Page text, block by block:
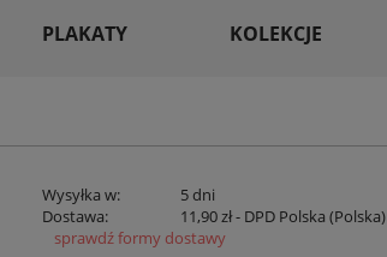
PLAKATY KOLEKCJE
Wysyłka w:
5 dni
Dostawa:
11,90 zł- DPD Polska (Polska)
sprawdź formy dostawy